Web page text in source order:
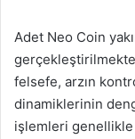
Adet Neo Coin
felsefe, arzın
dinamiklerinin
işlemleri